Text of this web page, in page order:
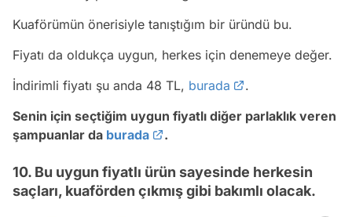
Kuaförümün önerisiyle tanıştığım bir üründü bu.
Fiyatı da oldukça uygun, herkes için denemeye değer.
İndirimli fiyatı şu anda 48 TL, burada
.
Senin için seçtiğim uygun fiyatlı diğer parlaklık veren
şampuanlar da burada .
10. Bu uygun fiyatlı ürün sayesinde herkesin
saçları, kuaförden çıkmış gibi bakımlı olacak.